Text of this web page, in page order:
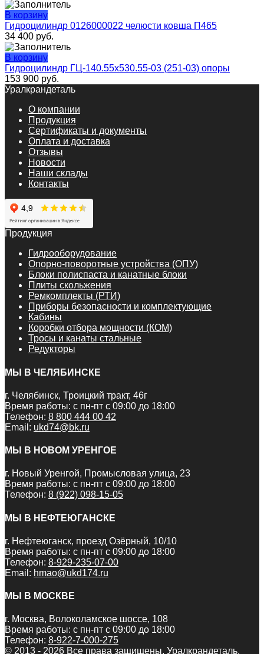
В корзину
Гидроцилиндр 0126000022 челюсти ковша П465
34 400 руб.
В корзину
Гидроцилиндр ГЦ-140.55х530.55-03 (251-03) опоры
153 900 руб.
Уралкрандеталь
О компании
Продукция
Сертификаты и документы
Оплата и доставка
Отзывы
Новости
Наши склады
Контакты
Продукция
Гидрооборудование
Опорно-поворотные устройства (ОПУ)
Блоки полиспаста и канатные блоки
Плиты скольжения
Ремкомплекты (РТИ)
Приборы безопасности и комплектующие
Кабины
Коробки отбора мощности (КОМ)
Тросы и канаты стальные
Редукторы
МЫ В ЧЕЛЯБИНСКЕ
г. Челябинск, Троицкий тракт, 46г
Время работы: с пн-пт с 09:00 до 18:00
Телефон: 8 800 444 00 42
Email: ukd74@bk.ru
МЫ В НОВОМ УРЕНГОЕ
г. Новый Уренгой, Промысловая улица, 23
Время работы: с пн-пт с 09:00 до 18:00
Телефон: 8 (922) 098-15-05
МЫ В НЕФТЕЮГАНСКЕ
г. Нефтеюганск, проезд Озёрный, 10/10
Время работы: с пн-пт с 09:00 до 18:00
Телефон: 8-929-235-07-00
Email: hmao@ukd174.ru
МЫ В МОСКВЕ
г. Москва, Волоколамское шоссе, 108
Время работы: с пн-пт с 09:00 до 18:00
Телефон: 8-922-7-000-275
© 2013 - 2026 Все права защищены. Уралкрандеталь.